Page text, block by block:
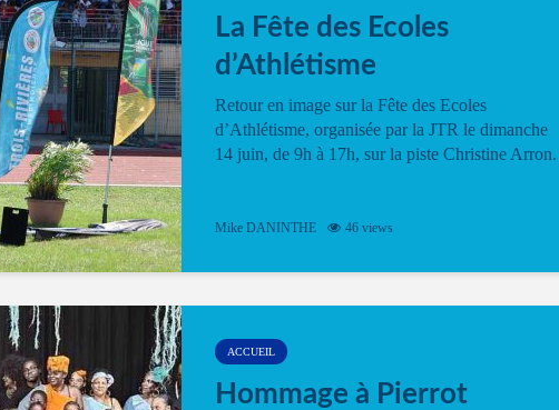
La Fête des Ecoles
d’Athlétisme
Retour en image sur la Fête des Ecoles
d’Athlétisme, organisée par la JTR le dimanche
14 juin, de 9h à 17h, sur la piste Christine Arron.
Mike DANINTHE 46 views
ACCUEIL
Hommage à Pierrot